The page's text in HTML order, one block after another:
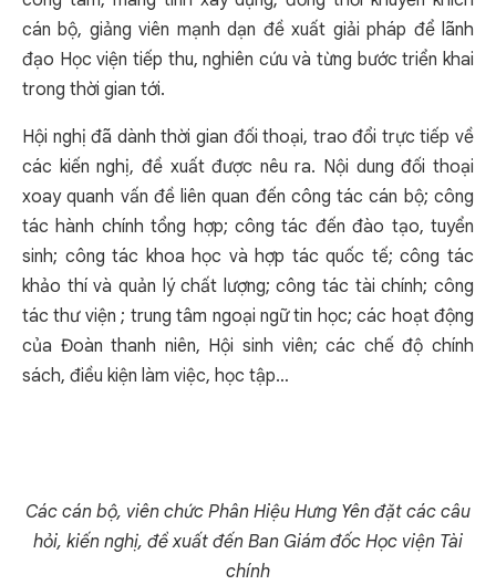
cán bộ, giảng viên mạnh dạn đề xuất giải pháp để lãnh
đạo Học viện tiếp thu, nghiên cứu và từng bước triển khai
trong thời gian tới.
Hội nghị đã dành thời gian đối thoại, trao đổi trực tiếp về
các kiến nghị, đề xuất được nêu ra. Nội dung đối thoại
xoay quanh vấn đề liên quan đến công tác cán bộ; công
tác hành chính tổng hợp; công tác đến đào tạo, tuyển
sinh; công tác khoa học và hợp tác quốc tế; công tác
khảo thí và quản lý chất lượng; công tác tài chính; công
tác thư viện ; trung tâm ngoại ngữ tin học; các hoạt động
của Đoàn thanh niên, Hội sinh viên; các chế độ chính
sách, điều kiện làm việc, học tập…
Các cán bộ, viên chức Phân Hiệu Hưng Yên đặt các câu
hỏi, kiến nghị, đề xuất đến Ban Giám đốc Học viện Tài
chính